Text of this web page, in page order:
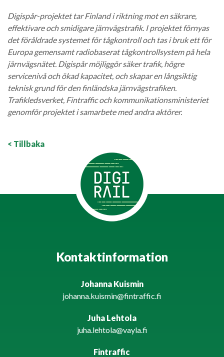
Digispår-projektet tar Finland i riktning mot en säkrare,
effektivare och smidigare järnvägstrafik. I projektet förnyas
det föråldrade systemet för tågkontroll och tas i bruk ett för
Europa gemensamt radiobaserat tågkontrollsystem på hela
järnvägsnätet. Digispår möjliggör säker trafik, högre
servicenivå och ökad kapacitet, och skapar en långsiktig
teknisk grund för den finländska järnvägstrafiken.
Trafikledsverket, Fintraffic och kommunikationsministeriet
genomför projektet i samarbete med andra aktörer.
< Tillbaka
Kontaktinformation
Johanna Kuismin
johanna.kuismin@fintraffic.fi
Juha Lehtola
juha.lehtola@vayla.fi
Fintraffic